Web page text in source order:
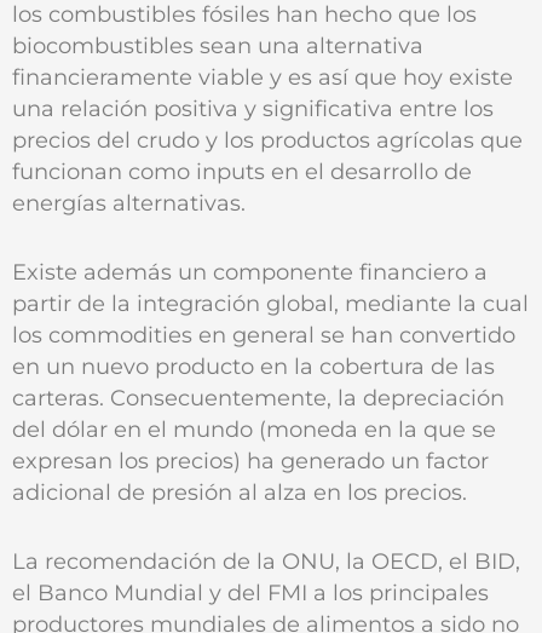
los combustibles fósiles han hecho que los
biocombustibles sean una alternativa
financieramente viable y es así que hoy existe
una relación positiva y significativa entre los
precios del crudo y los productos agrícolas que
funcionan como inputs en el desarrollo de
energías alternativas.
Existe además un componente financiero a
partir de la integración global, mediante la cual
los commodities en general se han convertido
en un nuevo producto en la cobertura de las
carteras. Consecuentemente, la depreciación
del dólar en el mundo (moneda en la que se
expresan los precios) ha generado un factor
adicional de presión al alza en los precios.
La recomendación de la ONU, la OECD, el BID,
el Banco Mundial y del FMI a los principales
productores mundiales de alimentos a sido no